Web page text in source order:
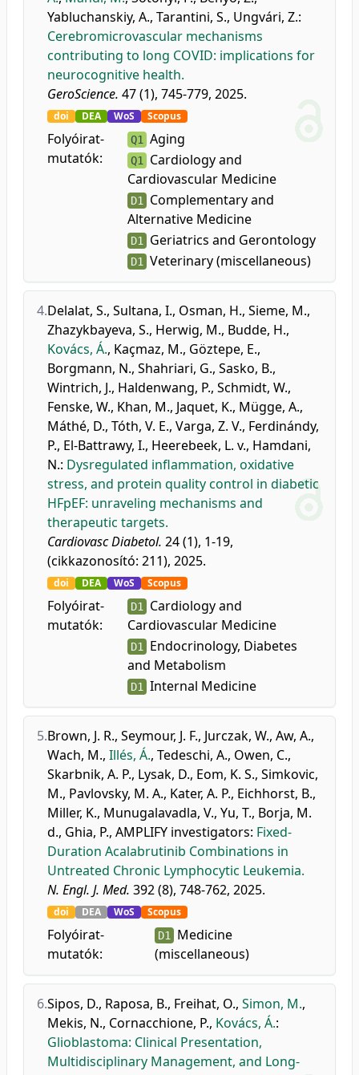
Yabluchanskiy, A., Tarantini, S., Ungvári, Z.:
Cerebromicrovascular mechanisms
contributing to long COVID: implications for
neurocognitive health.
GeroScience. 47 (1), 745-779, 2025.
doi DEA WoS Scopus
Folyóirat-
mutatók:
Q1 Aging
Q1 Cardiology and
Cardiovascular Medicine
D1 Complementary and
Alternative Medicine
D1 Geriatrics and Gerontology
D1 Veterinary (miscellaneous)
4.Delalat, S., Sultana, I., Osman, H., Sieme, M.,
Zhazykbayeva, S., Herwig, M., Budde, H.,
Kovács, Á., Kaçmaz, M., Göztepe, E.,
Borgmann, N., Shahriari, G., Sasko, B.,
Wintrich, J., Haldenwang, P., Schmidt, W.,
Fenske, W., Khan, M., Jaquet, K., Mügge, A.,
Máthé, D., Tóth, V. E., Varga, Z. V., Ferdinándy,
P., El-Battrawy, I., Heerebeek, L. v., Hamdani,
N.: Dysregulated inflammation, oxidative
stress, and protein quality control in diabetic
HFpEF: unraveling mechanisms and
therapeutic targets.
Cardiovasc Diabetol. 24 (1), 1-19,
(cikkazonosító: 211), 2025.
doi DEA WoS Scopus
Folyóirat-
mutatók:
D1
Cardiology and
Cardiovascular Medicine
D1
Endocrinology, Diabetes
and Metabolism
D1 Internal Medicine
5.Brown, J. R., Seymour, J. F., Jurczak, W., Aw, A.,
Wach, M., Illés, Á., Tedeschi, A., Owen, C.,
Skarbnik, A. P., Lysak, D., Eom, K. S., Simkovic,
M., Pavlovsky, M. A., Kater, A. P., Eichhorst, B.,
Miller, K., Munugalavadla, V., Yu, T., Borja, M.
d., Ghia, P., AMPLIFY investigators: Fixed-
Duration Acalabrutinib Combinations in
Untreated Chronic Lymphocytic Leukemia.
N. Engl. J. Med. 392 (8), 748-762, 2025.
doi DEA WoS Scopus
Folyóirat-
mutatók:
D1 Medicine
(miscellaneous)
6.Sipos, D., Raposa, B., Freihat, O., Simon, M.,
Mekis, N., Cornacchione, P., Kovács, Á.:
Glioblastoma: Clinical Presentation,
Multidisciplinary Management, and Long-